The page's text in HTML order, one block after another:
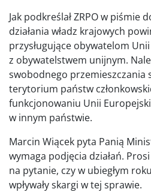
Jak podkreślał ZRPO w piśmie
działania władz krajowych
przysługujące obywatelom
z obywatelstwem unijnym.
swobodnego przemieszczania
terytorium państw
funkcjonowaniu Unii
w innym państwie.
Marcin Wiącek pyta Panią
wymaga podjęcia działań.
na pytanie, czy w ubiegłym
wpływały skargi w tej sprawie.